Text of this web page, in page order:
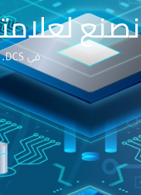
نصنع
في DCS، نقدم حلولاً متكاملة تبدأ من الفكرة وتصل بك إلى الصدارة.